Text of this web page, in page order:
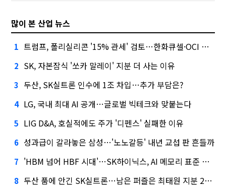
많이 본 산업 뉴스
1 트럼프, 폴리실리콘 '15% 관세' 검토…한화큐셀·OCI 영향은?
2 SK, 자본잠식 '쏘카 말레이' 지분 더 사는 이유
3 두산, SK실트론 인수에 1조 차입…추가 부담은?
4 LG, 국내 최대 AI 공개…글로벌 빅테크와 맞붙는다
5 LIG D&A, 호실적에도 주가 '디펜스' 실패한 이유
6 성과급이 갈라놓은 삼성…'노노갈등' 내년 교섭 판 흔들까
7 'HBM 넘어 HBF 시대'…SK하이닉스, AI 메모리 표준 선점 나섰다
8 두산 품에 안긴 SK실트론…남은 퍼즐은 최태원 지분 29.4%